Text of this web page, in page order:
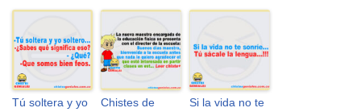
Tú soltera y yo
Chistes de
Si la vida no te